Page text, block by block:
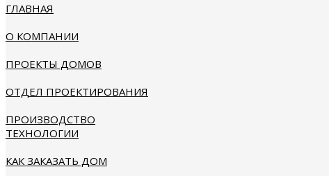
ГЛАВНАЯ
О КОМПАНИИ
ПРОЕКТЫ ДОМОВ
ОТДЕЛ ПРОЕКТИРОВАНИЯ
ПРОИЗВОДСТВО
ТЕХНОЛОГИИ
КАК ЗАКАЗАТЬ ДОМ